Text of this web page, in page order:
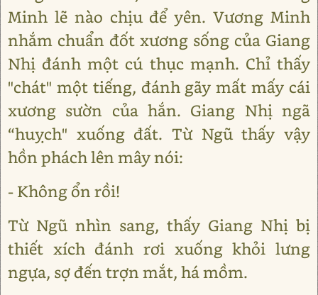
Minh lẽ nào chịu để yên. Vương Minh
nhắm chuẩn đốt xương sống của Giang
Nhị đánh một cú thục mạnh. Chỉ thấy
"chát" một tiếng, đánh gãy mất mấy cái
xương sườn của hắn. Giang Nhị ngã
“huỵch" xuống đất. Từ Ngũ thấy vậy
hồn phách lên mây nói:
- Không ổn rồi!
Từ Ngũ nhìn sang, thấy Giang Nhị bị
thiết xích đánh rơi xuống khỏi lưng
ngựa, sợ đến trợn mắt, há mồm.